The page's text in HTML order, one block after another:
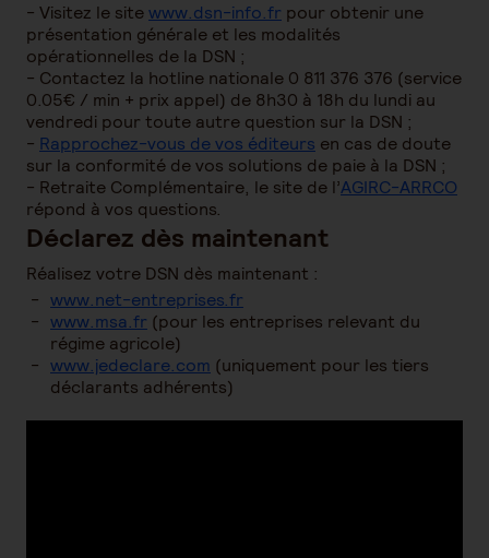
- Visitez le sitewww.dsn-info.fr pour obtenir une
présentation générale et les modalités
opérationnelles de la DSN ;
- Contactez la hotline nationale 0 811 376 376 (service
0.05€ / min + prix appel) de 8h30 à 18h du lundi au
vendredi pour toute autre question sur la DSN ;
- Rapprochez-vous de vos éditeurs en cas de doute
sur la conformité de vos solutions de paie à la DSN ;
- Retraite Complémentaire, le site de l’AGIRC-ARRCO
répond à vos questions.
Déclarez dès maintenant
Réalisez votre DSN dès maintenant :
www.net-entreprises.fr
www.msa.fr (pour les entreprises relevant du
régime agricole)
www.jedeclare.com (uniquement pour les tiers
déclarants adhérents)